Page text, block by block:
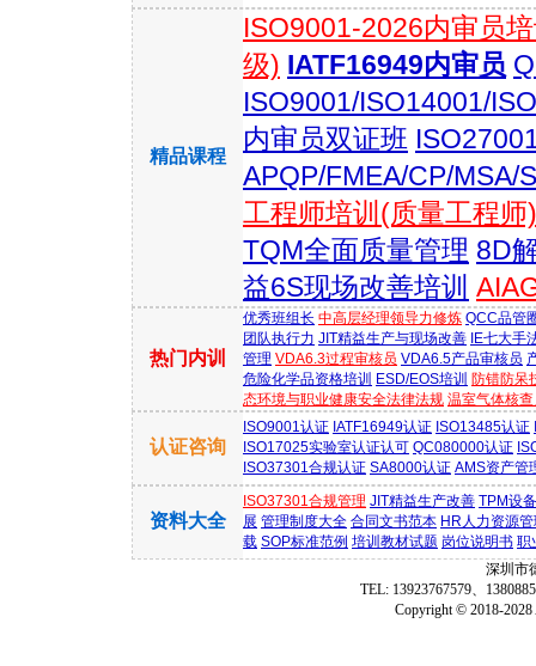
精品课程
ISO9001-2026内审员
级) IATF16949内审员
ISO9001/ISO14001/
内审员双证班
APQP/FMEA/CP/MSA/
工程师培训(质量工程师)
TQM全面质量管理 8D
益6S现场改善培训
热门内训
优秀班组长 中高层经理领导力修炼 QCC品管
团队执行力 JIT精益生产与现场改善 IE七大手
管理 VDA6.3过程审核员 VDA6.5产品审核员
危险化学品资格培训 ESD/EOS培训 防错防呆
态环境与职业健康安全法律法规 温室气体核
认证咨询
ISO9001认证 IATF16949认证 ISO13485认证
ISO17025实验室认证认可 QC080000认证
ISO37301合规认证 SA8000认证 AMS资产管
资料大全
ISO37301合规管理 JIT精益生产改善 TPM设
展 管理制度大全 合同文书范本 HR人力资源
载 SOP标准范例 培训教材试题 岗位说明书 职
深圳市
TEL: 13923767579、
Copyright © 2018-